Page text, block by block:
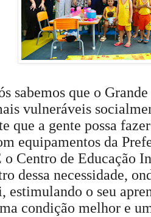
sabemos que o
vulneráveis
que a gente possa
equipamentos da
o Centro de Educação
dessa necessidade,
estimulando o seu
condição melhor e